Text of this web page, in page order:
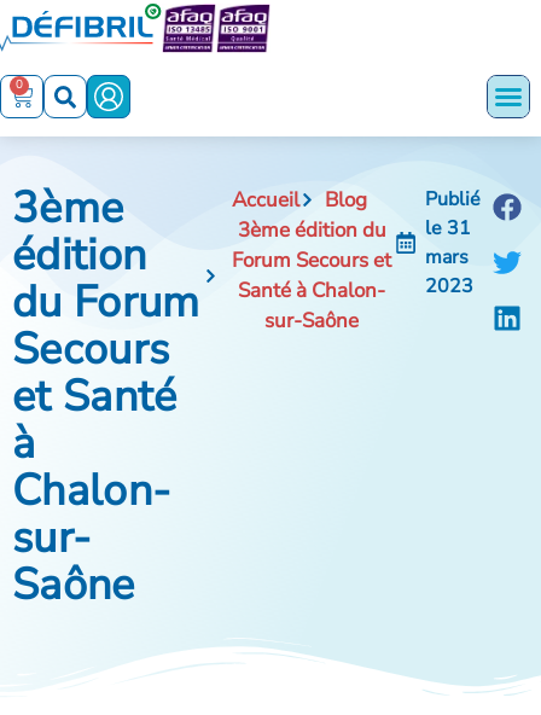
0
3ème
édition
du Forum
Secours
et Santé
à
Chalon-
sur-
Saône
Accueil
Blog
3ème édition du
Forum Secours et
Santé à Chalon-
sur-Saône
Publié
le 31
mars
2023